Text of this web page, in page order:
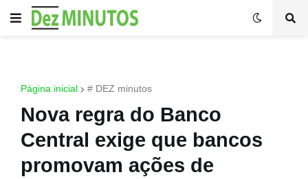
Página inicial # DEZ minutos
Nova regra do Banco
Central exige que bancos
promovam ações de